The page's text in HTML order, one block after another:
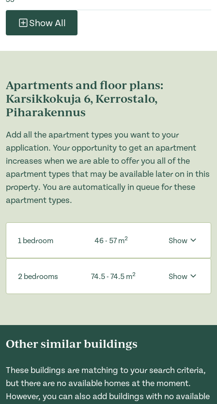
Show All
Apartments and floor plans:
Karsikkokuja 6, Kerrostalo,
Piharakennus
Add all the apartment types you want to your
application. Your opportunity to get an apartment
increases when we are able to offer you all of the
apartment types that may be available later on in this
property. You are automatically in queue for these
apartment types.
1 bedroom 46 - 57 m2 Show
2 bedrooms 74.5 - 74.5 m2 Show
Other similar buildings
These buildings are matching to your search criteria,
but there are no available homes at the moment.
However, you can also add buildings with no available